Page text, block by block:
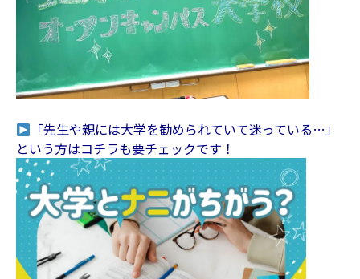
「先生や親には大学を勧められていて迷っている…」
という方はコチラも要チェックです！